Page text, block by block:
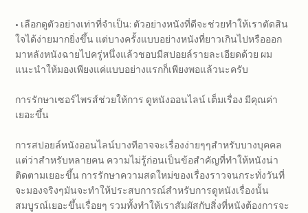
• เลือกดูตัวอย่างเท่าที่จำเป็น: ตัวอย่างหนังที่ดีจะช่วยทำให้เราตัดสิน
ใจได้ง่ายมากยิ่งขึ้น แต่บางครั้งแบบอย่างหนังที่ยาวเกินไปหรือออก
มาหลังหนังฉายไปครู่หนึ่งแล้วชอบมีสปอยล์รายละเอียดด้วย ผม
แนะนำให้มองเพียงแค่แบบอย่างแรกก็เพียงพอแล้วนะครับ
การรักษาเซอร์ไพรส์ช่วยให้การ ดูหนังออนไลน์ เต็มเรื่อง มีคุณค่า
เยอะขึ้น
การสปอยล์หนังออนไลน์บางทีอาจจะเรื่องง่ายๆๆสำหรับบางบุคคล
แต่ว่าสำหรับหลายคน ความไม่รู้ก่อนเป็นข้อสำคัญที่ทำให้หนังน่า
ติดตามเยอะขึ้น การรักษาความสดใหม่ของเรื่องราวจนกระทั่งวันที่
จะมองจริงๆมันจะทำให้ประสบการณ์สำหรับการดูหนังเรื่องนั้น
สมบูรณ์เยอะขึ้นเรื่อยๆ รวมทั้งทำให้เราสัมผัสกับสิ่งที่หนังต้องการจะ